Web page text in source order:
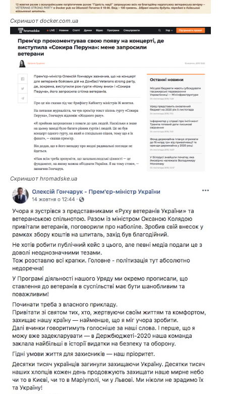
Скриншот docker.com.ua
Скриншот hromadske.ua